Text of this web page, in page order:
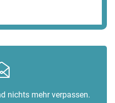
nichts mehr verpassen.